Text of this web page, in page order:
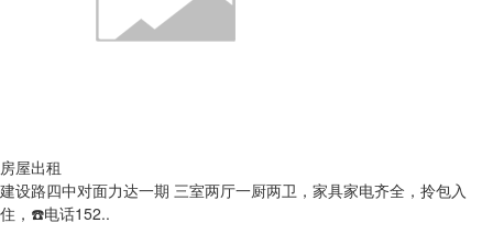
房屋出租
建设路四中对面力达一期 三室两厅一厨两卫，家具家电齐全，拎包入
住，☎️电话152..